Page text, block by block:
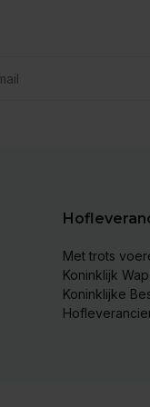
Met trots
Koninklijk
Koninklijke